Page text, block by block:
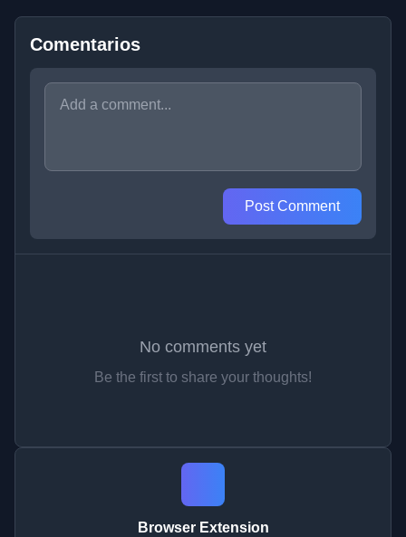
Comentarios
Post Comment
No comments yet
Be the first to share your thoughts!
Browser Extension